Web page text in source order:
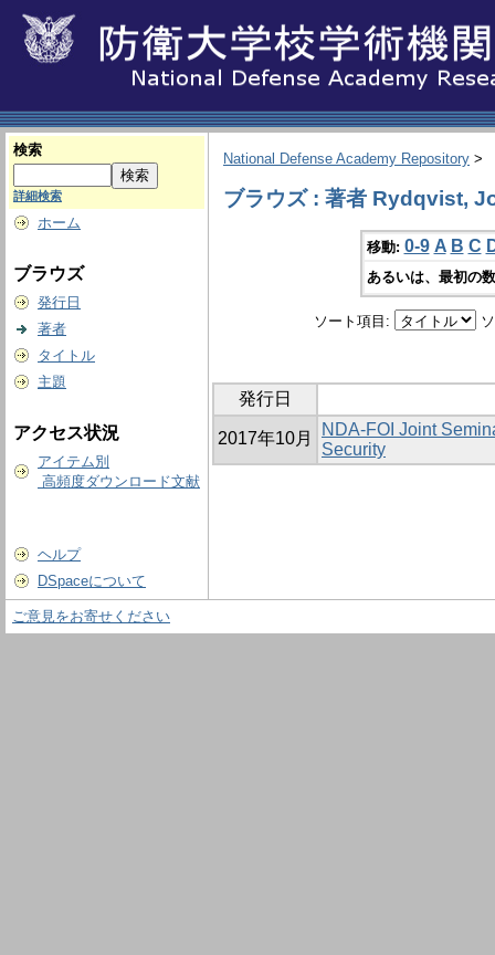
検索
詳細検索
ホーム
ブラウズ
発行日
著者
タイトル
主題
アクセス状況
アイテム別
高頻度ダウンロード文献
ヘルプ
DSpaceについて
National Defense Academy Repository >
ブラウズ : 著者 Rydqvist,
移動: 0-9 A B C
あるいは、最初の
ソート項目:
発行日
2017年10月
NDA‐FOI Joint
Security
ご意見をお寄せください